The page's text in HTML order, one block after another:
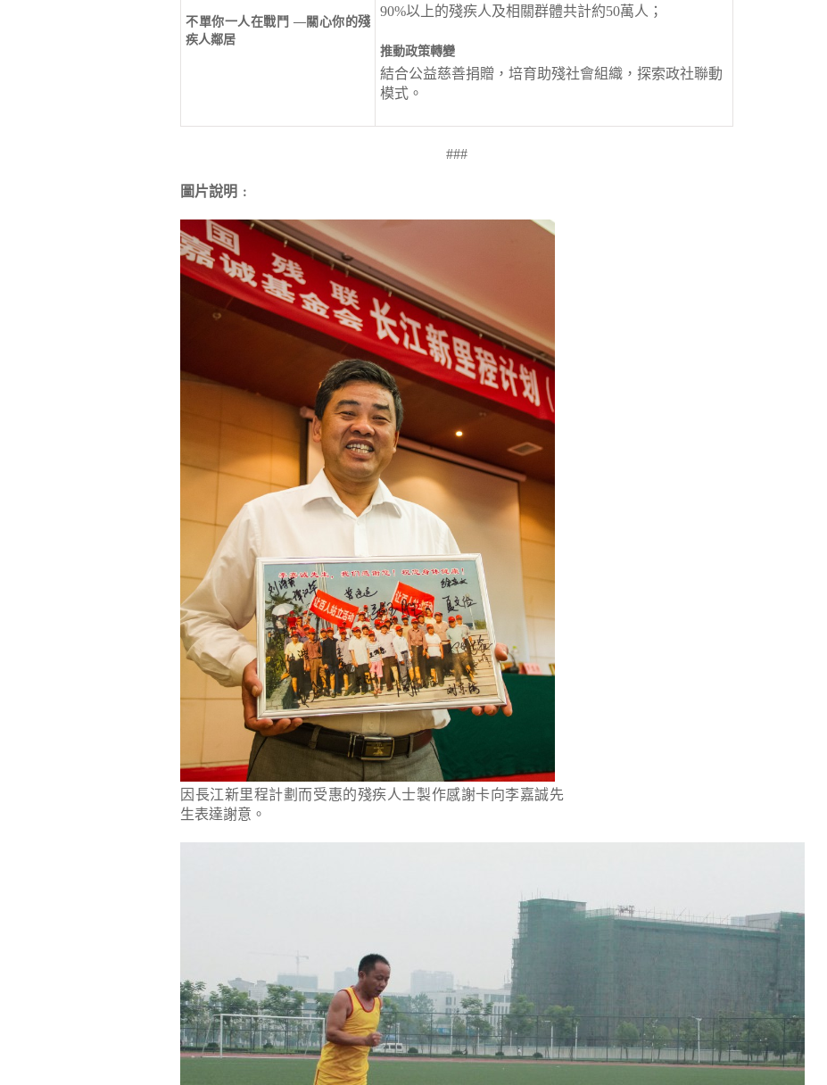
不單你一人在戰鬥 —關心你的殘
疾人鄰居
90%以上的殘疾人及相關群體共計約50萬人；
推動政策轉變
結合公益慈善捐贈，培育助殘社會組織，探索政社聯動
模式。
###
圖片說明﹕
因長江新里程計劃而受惠的殘疾人士製作感謝卡向李嘉誠先
生表達謝意。